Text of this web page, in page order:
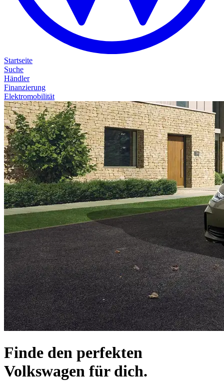
Startseite
Suche
Händler
Finanzierung
Elektromobilität
Finde den perfekten
Volkswagen für dich.